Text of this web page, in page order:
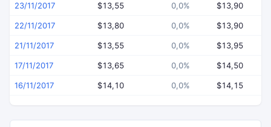
23/11/2017 $13,55 0,0% $13,90
22/11/2017 $13,80 0,0% $13,90
21/11/2017 $13,55 0,0% $13,95
17/11/2017 $13,65 0,0% $14,50
16/11/2017 $14,10 0,0% $14,15